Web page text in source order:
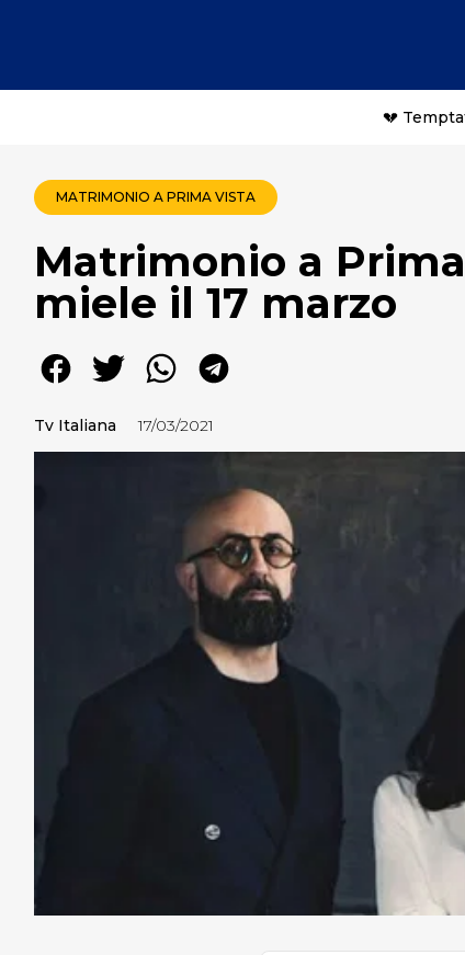
💔
MATRIMONIO A PRIMA VISTA
Matrimonio a
miele il 17 marzo
Tv Italiana 17/03/2021